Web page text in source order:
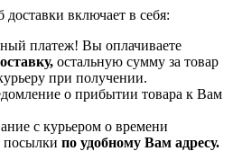
включает в себя:
платеж! Вы оплачиваете
остальную сумму за товар
при получении.
о прибытии товара к Вам
с курьером о времени
посылки по удобному Вам адресу.